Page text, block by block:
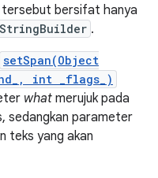
bersifat hanya
.
setSpan(Object
int _flags_)
what merujuk pada
sedangkan parameter
teks yang akan